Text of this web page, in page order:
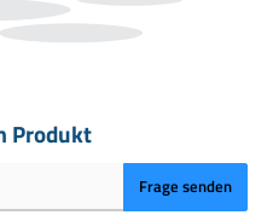
Produkt
Frage senden